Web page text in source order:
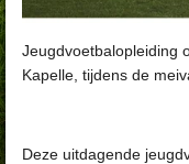
Jeugdvoetbalopleiding
Kapelle, tijdens de
Deze uitdagende